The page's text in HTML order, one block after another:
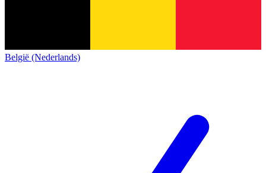
België (Nederlands)